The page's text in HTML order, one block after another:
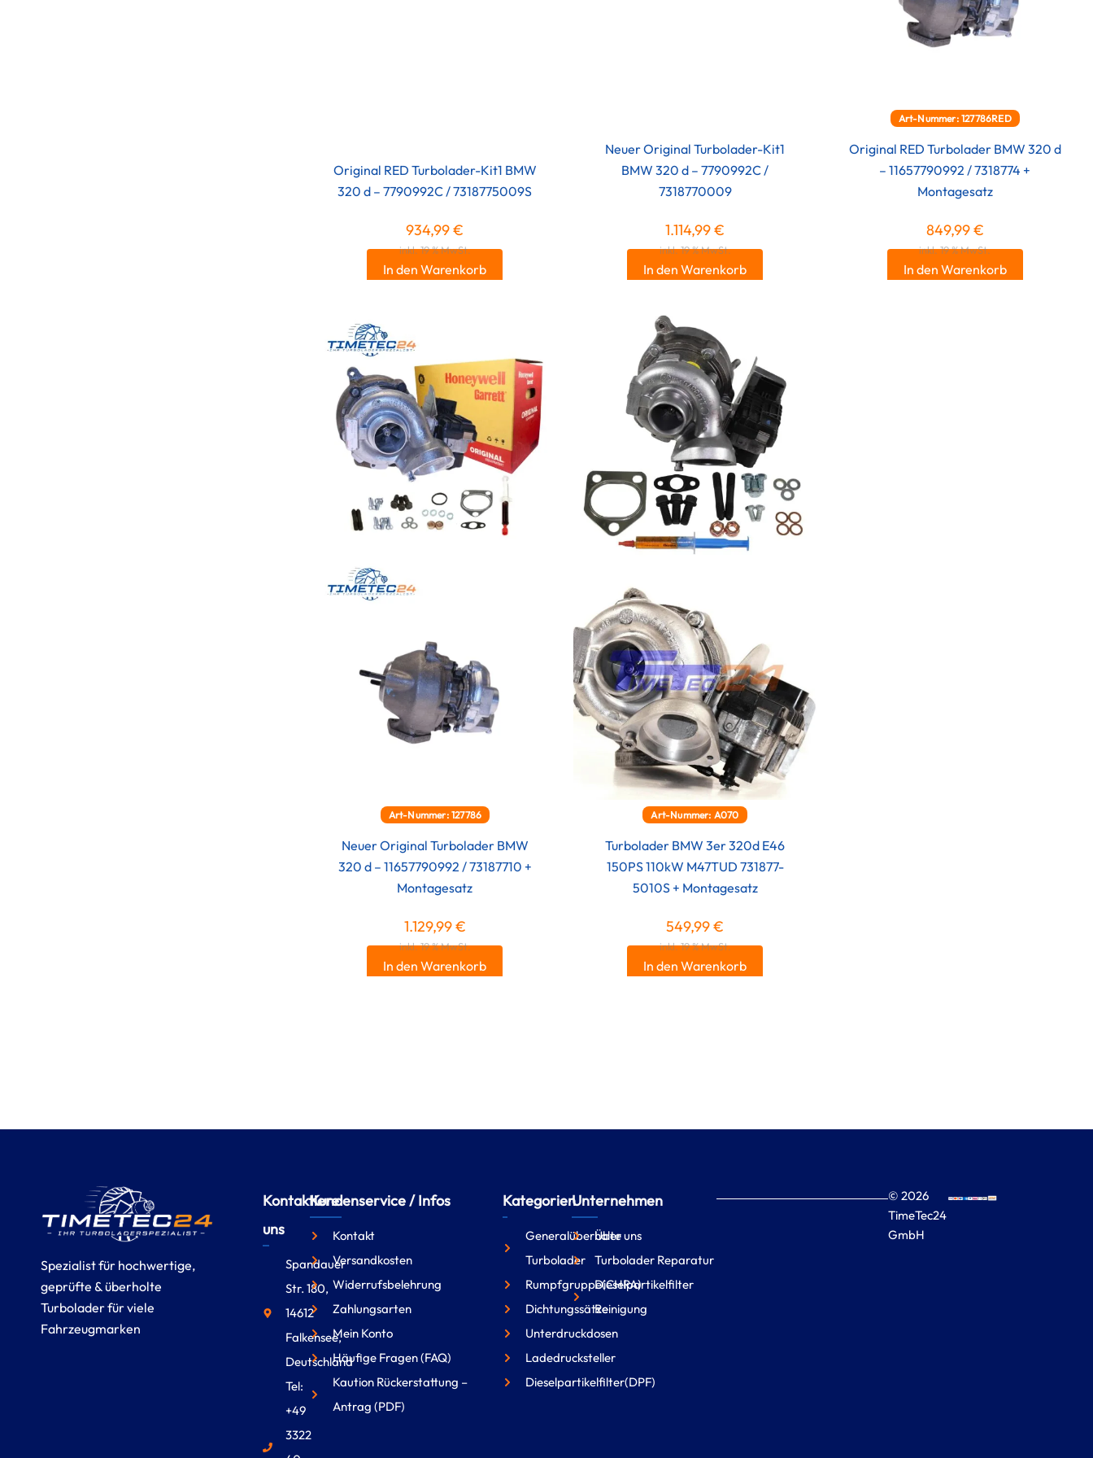
Original RED Turbolader-Kit1 BMW
320 d – 7790992C / 7318775009S
934,99€
inkl. 19 % MwSt.
In den Warenkorb
Neuer Original Turbolader-Kit1
BMW 320 d – 7790992C /
7318770009
1.114,99€
inkl. 19 % MwSt.
In den Warenkorb
Art-Nummer: 127786RED
Original RED Turbolader BMW 320 d
– 11657790992 / 7318774 +
Montagesatz
849,99€
inkl. 19 % MwSt.
In den Warenkorb
Art-Nummer: 127786
Neuer Original Turbolader BMW
320 d – 11657790992 / 73187710 +
Montagesatz
1.129,99€
inkl. 19 % MwSt.
In den Warenkorb
Art-Nummer: A070
Turbolader BMW 3er 320d E46
150PS 110kW M47TUD 731877-
5010S + Montagesatz
549,99€
inkl. 19 % MwSt.
In den Warenkorb
Spezialist für hochwertige,
geprüfte & überholte
Turbolader für viele
Fahrzeugmarken
Kontaktiere
uns
Spandauer
Str. 180,
14612
Falkensee,
Deutschland
Tel:
+49
3322
Kundenservice / Infos
Kontakt
Versandkosten
Widerrufsbelehrung
Zahlungsarten
Mein Konto
Häufige Fragen (FAQ)
Kaution Rückerstattung –
Antrag (PDF)
Kategorien
Generalüberholte
Turbolader
Rumpfgruppe(CHRA)
Dichtungssätze
Unterdruckdosen
Ladedrucksteller
Dieselpartikelfilter(DPF)
Unternehmen
Über uns
Turbolader Reparatur
Dieselpartikelfilter
Reinigung
© 2026
TimeTec24
GmbH